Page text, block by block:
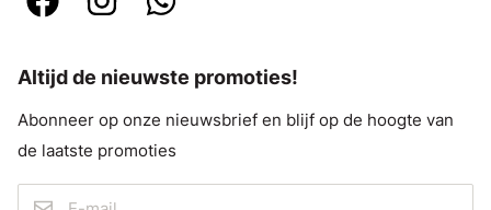
Altijd de nieuwste promoties!
Abonneer op onze nieuwsbrief en blijf op de hoogte van
de laatste promoties